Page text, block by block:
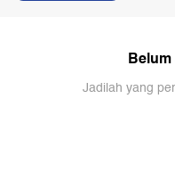
Jadilah yang